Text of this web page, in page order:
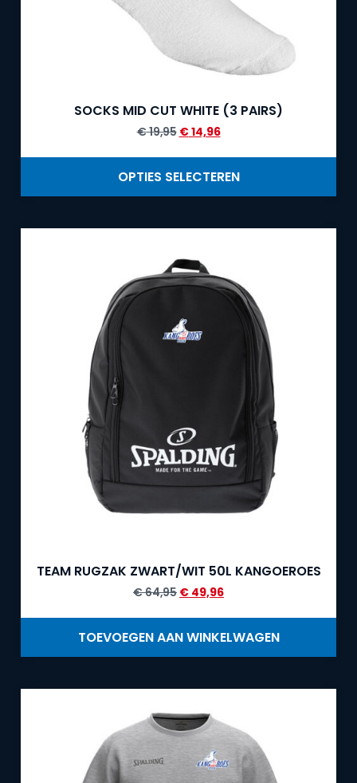
SOCKS MID CUT WHITE (3 PAIRS)
€19,95 €14,96
OPTIES SELECTEREN
TEAM RUGZAK ZWART/WIT 50L KANGOEROES
€64,95 € 49,96
TOEVOEGEN AAN WINKELWAGEN